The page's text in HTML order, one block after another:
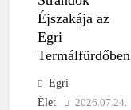
Éjszakája az
Egri
Termálfürdőben
Egri
Élet
2026.07.24.